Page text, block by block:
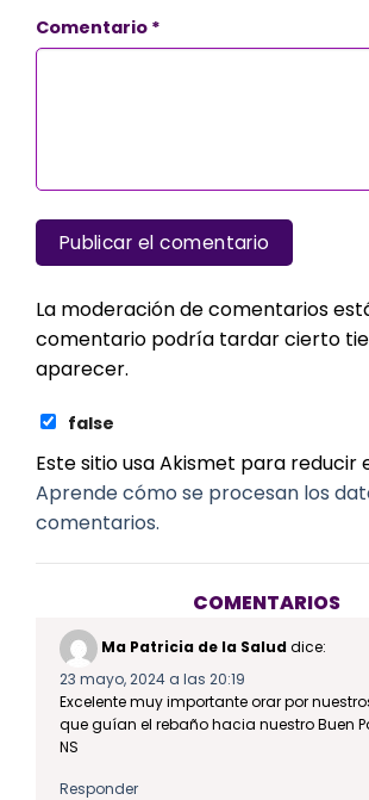
Comentario *
La moderación de comentarios
comentario podría tardar cierto
aparecer.
false
Este sitio usa Akismet para reducir
Aprende cómo se procesan los
comentarios.
COMENTARIOS
Ma Patricia de la Saluddice:
23 mayo, 2024 a las 20:19
Excelente muy importante orar por
que guían el rebaño hacia nuestro Buen
NS
Responder